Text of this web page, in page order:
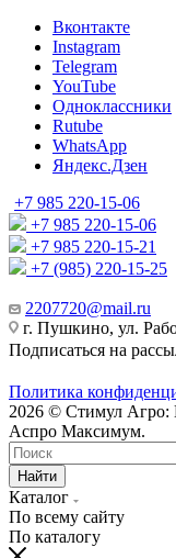
Вконтакте
Instagram
Telegram
YouTube
Одноклассники
Rutube
WhatsApp
Яндекс.Дзен
+7 985 220-15-06
+7 985 220-15-06
+7 985 220-15-21
+7 (985) 220-15-25
2207720@mail.ru
г. Пушкино, ул.
Подписаться на
Политика
2026 © Стимул Агро:
Аспро Максимум.
Найти
Каталог
По всему сайту
По каталогу